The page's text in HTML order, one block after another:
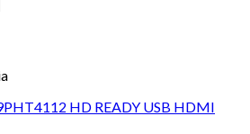
HD READY USB HDMI